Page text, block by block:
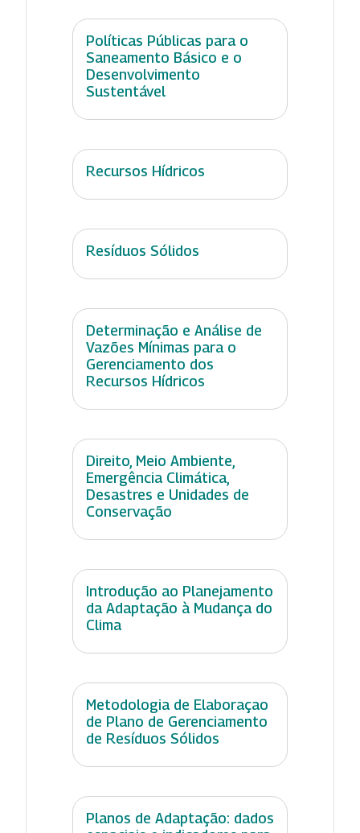
Políticas Públicas para o
Saneamento Básico e o
Desenvolvimento
Sustentável
Recursos Hídricos
Resíduos Sólidos
Determinação e Análise de
Vazões Mínimas para o
Gerenciamento dos
Recursos Hídricos
Direito, Meio Ambiente,
Emergência Climática,
Desastres e Unidades de
Conservação
Introdução ao Planejamento
da Adaptação à Mudança do
Clima
Metodologia de Elaboraçao
de Plano de Gerenciamento
de Resíduos Sólidos
Planos de Adaptação: dados